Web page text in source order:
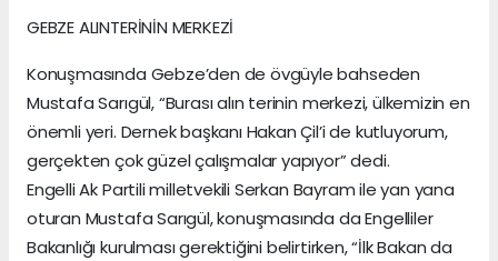
GEBZE ALINTERİNİN MERKEZİ
Konuşmasında Gebze’den de övgüyle bahseden
Mustafa Sarıgül, “Burası alın terinin merkezi, ülkemizin en
önemli yeri. Dernek başkanı Hakan Çil’i de kutluyorum,
gerçekten çok güzel çalışmalar yapıyor” dedi.
Engelli Ak Partili milletvekili Serkan Bayram ile yan yana
oturan Mustafa Sarıgül, konuşmasında da Engelliler
Bakanlığı kurulması gerektiğini belirtirken, “İlk Bakan da